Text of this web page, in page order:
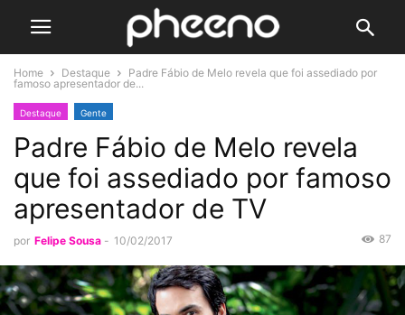
Home Destaque
Padre Fábio de Melo revela que foi assediado por
famoso apresentador de...
Destaque Gente
Padre Fábio de Melo revela
que foi assediado por famoso
apresentador de TV
por Felipe Sousa - 10/02/2017 87